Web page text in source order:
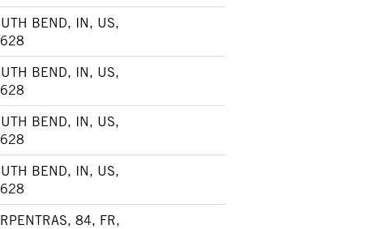
BEND, IN, US,
BEND, IN, US,
BEND, IN, US,
BEND, IN, US,
84, FR,